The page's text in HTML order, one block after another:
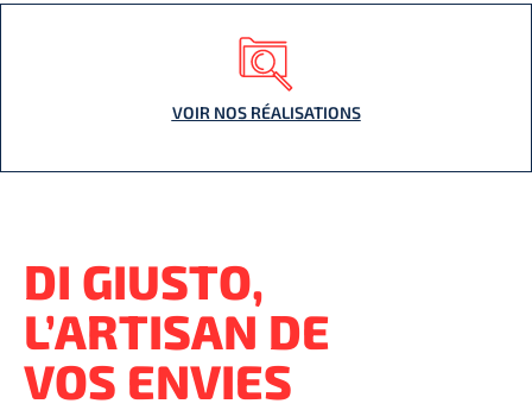
VOIR NOS RÉALISATIONS
DI GIUSTO,
L’ARTISAN DE
VOS ENVIES